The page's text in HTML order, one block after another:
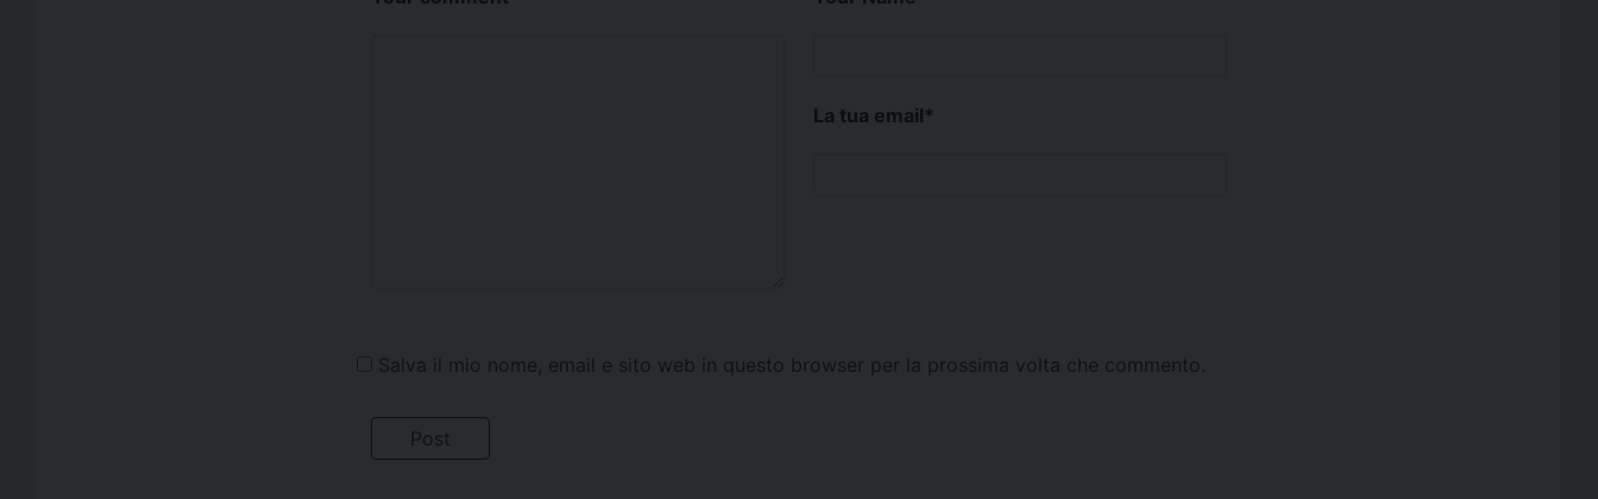
La tua email*
Salva il mio nome, email e sito web in questo browser per la prossima volta che commento.